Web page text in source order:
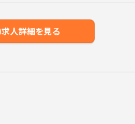
求人詳細を見る